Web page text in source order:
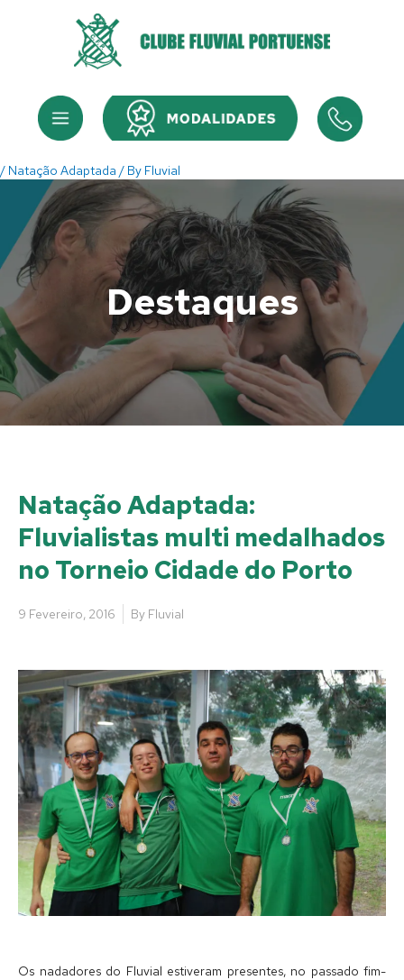
Menu Menu
/ Natação Adaptada / By Fluvial
Destaques
Natação Adaptada:
Fluvialistas multi medalhados
no Torneio Cidade do Porto
9 Fevereiro, 2016 By Fluvial
Os nadadores do Fluvial estiveram presentes, no passado fim-